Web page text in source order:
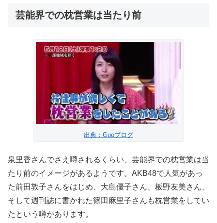
芸能界での枕営業は当たり前
出典：Gooブログ
泉里香さんでさえ噂されるくらい、芸能界での枕営業は当
たり前のイメージがあるようです。AKB48で人気があっ
た前田敦子さんをはじめ、大島優子さん、板野友美さん、
そして週刊誌に書かれた篠田麻里子さんも枕営業をしてい
たという噂があります。